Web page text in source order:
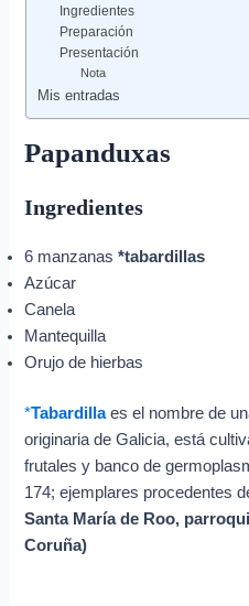
Ingredientes
Preparación
Presentación
Nota
Mis entradas
Papanduxas
Ingredientes
6 manzanas *tabardillas
Azúcar
Canela
Mantequilla
Orujo de hierbas
*Tabardillaes el nombre de
originaria de Galicia, está
frutales y banco de
174; ejemplares procedentes
Santa María de Roo,
Coruña)